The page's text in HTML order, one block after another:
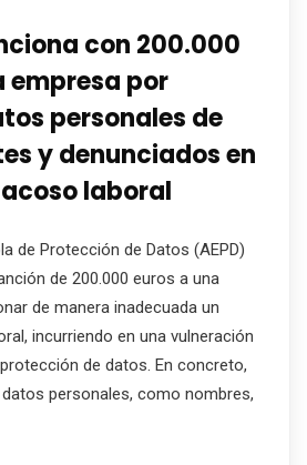
con 200.000
empresa por
personales de
y denunciados en
laboral
de Protección de Datos (AEPD)
de 200.000 euros a una
de manera inadecuada un
incurriendo en una vulneración
de datos. En concreto,
personales, como nombres,